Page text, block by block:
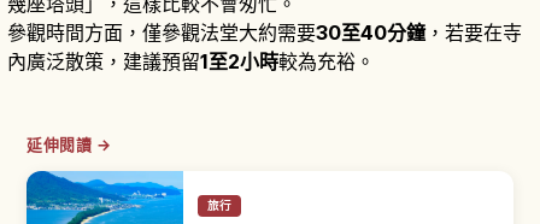
參觀時間方面，僅參觀法堂大約需要30至40分鐘，若要在寺
內廣泛散策，建議預留1至2小時較為充裕。
延伸閱讀 →
旅行